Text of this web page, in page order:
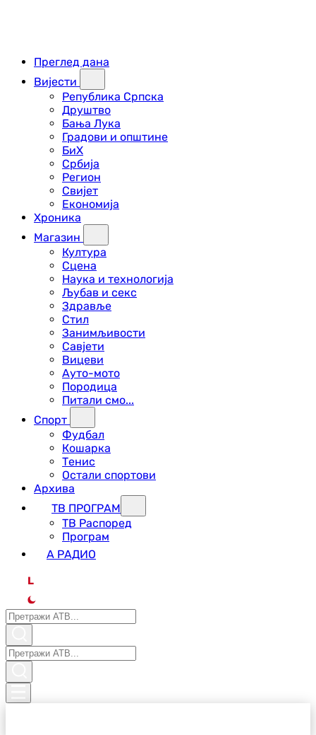
Преглед дана
Вијести
Република Српска
Друштво
Бања Лука
Градови и општине
БиХ
Србија
Регион
Свијет
Економија
Хроника
Магазин
Култура
Сцена
Наука и технологија
Љубав и секс
Здравље
Стил
Занимљивости
Савјети
Вицеви
Ауто-мото
Породица
Питали смо...
Спорт
Фудбал
Кошарка
Тенис
Остали спортови
Архива
ТВ ПРОГРАМ
ТВ Распоред
Програм
А РАДИО
L